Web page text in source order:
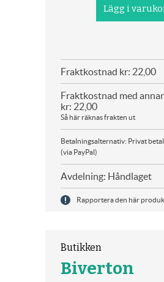
Fraktkostnad kr: 22,00
Fraktkostnad med
kr: 22,00
Så här räknas frakten ut
Betalningsalternativ: Privat
(via PayPal)
Avdelning: Håndlaget
Rapportera den här
Butikken
Biverton